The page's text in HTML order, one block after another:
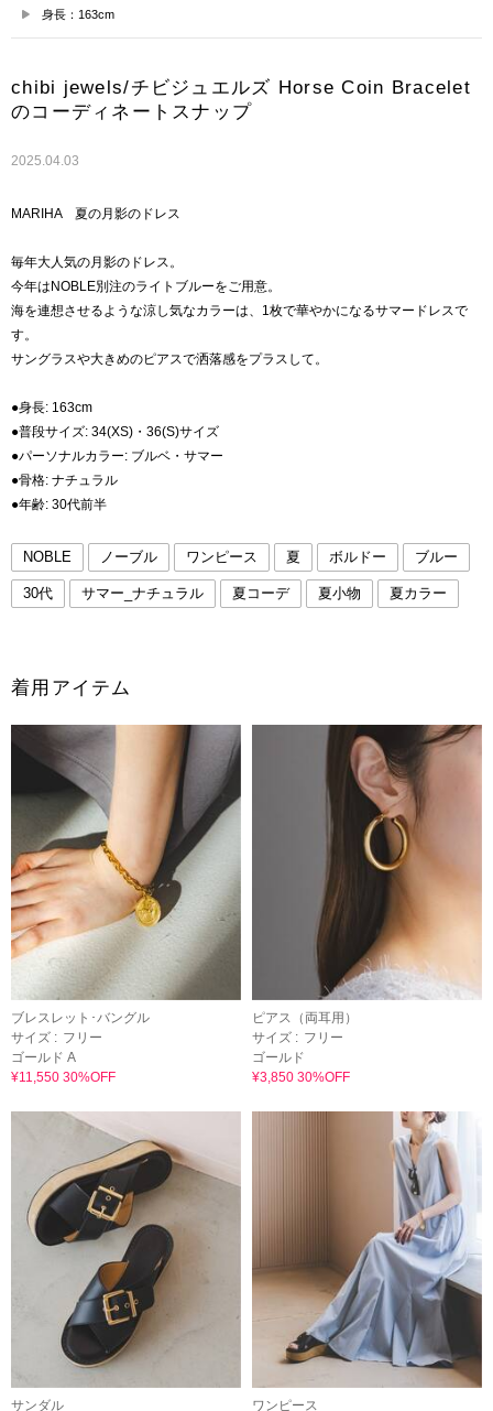
身長：163cm
chibi jewels/チビジュエルズ Horse Coin Bracelet
のコーディネートスナップ
2025.04.03
MARIHA 夏の月影のドレス
毎年大人気の月影のドレス。
今年はNOBLE別注のライトブルーをご用意。
海を連想させるような涼し気なカラーは、1枚で華やかになるサマードレスで
す。
サングラスや大きめのピアスで洒落感をプラスして。
●身長: 163cm
●普段サイズ: 34(XS)・36(S)サイズ
●パーソナルカラー: ブルベ・サマー
●骨格: ナチュラル
●年齢: 30代前半
NOBLE ノーブル ワンピース 夏 ボルドー ブルー
30代 サマー_ナチュラル 夏コーデ 夏小物 夏カラー
着用アイテム
ブレスレット･バングル
サイズ : フリー
ゴールド A
¥11,550 30%OFF
ピアス（両耳用）
サイズ : フリー
ゴールド
¥3,850 30%OFF
サンダル ワンピース